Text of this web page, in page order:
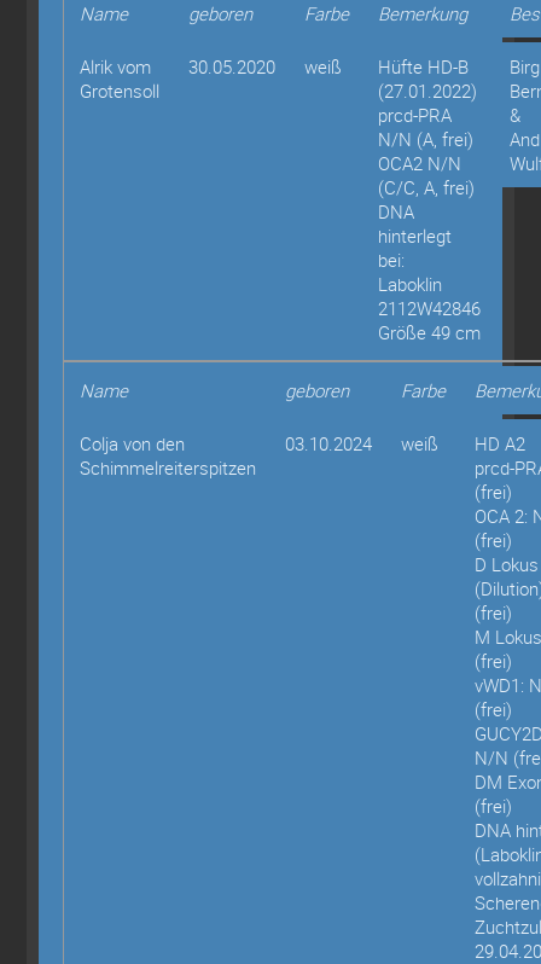
Name geboren Farbe Bemerkung
Alrik vom
Grotensoll
30.05.2020 weiß
Hüfte HD-B
(27.01.2022)
prcd-PRA
N/N (A, frei)
OCA2 N/N
(C/C, A, frei)
DNA
hinterlegt
bei:
Laboklin
2112W42846
Größe 49 cm
&
Name geboren Farbe
Colja von den
Schimmelreiterspitzen
03.10.2024 weiß
HD A2
prcd-
(frei)
OCA 2:
(frei)
D
(frei)
M
(frei)
vWD1:
(frei)
N/N
DM
(frei)
DNA